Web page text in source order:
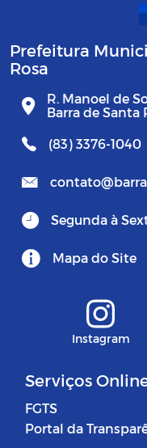
Prefeitura
Rosa
R. Manoel de
Barra de Santa
(83) 3376-1040
Segunda à
Mapa do Site
Instagram
Serviços
FGTS
Portal da